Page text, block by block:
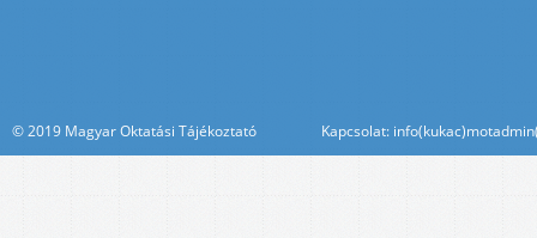
© 2019 Magyar Oktatási Tájékoztató Kapcsolat: